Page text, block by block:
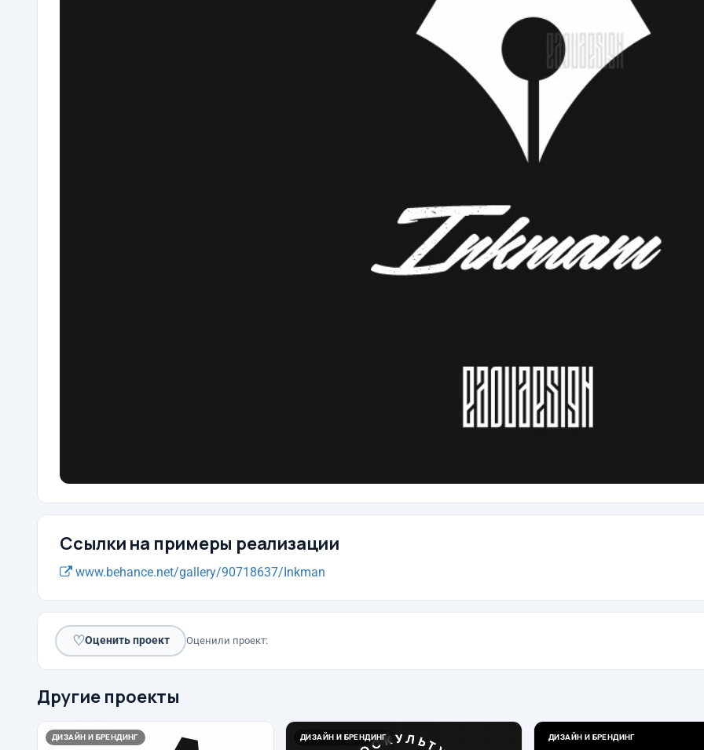
Ссылки на примеры реализации
www.behance.net/gallery/90718637/Inkman
♡Оценить проект Оценили проект:
Другие проекты
ДИЗАЙН И БРЕНДИНГ ДИЗАЙН И БРЕНДИНГ ДИЗАЙН И БРЕНДИНГ